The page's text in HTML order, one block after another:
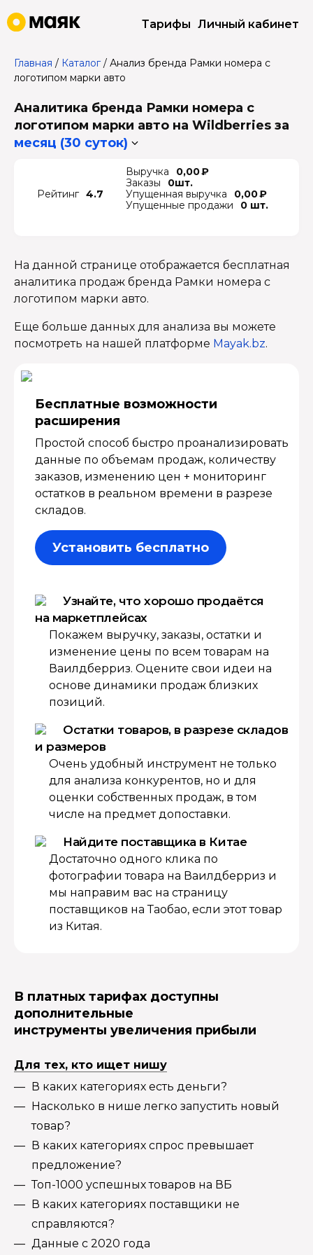
Тарифы Личный кабинет
Главная / Каталог/ Анализ бренда Рамки номера с
логотипом марки авто
Аналитика бренда Рамки номера с
логотипом марки авто на Wildberries за
месяц (30 суток)
Рейтинг 4.7
Выручка
0,00 ₽
Заказы
0шт.
Упущенная выручка
0,00 ₽
Упущенные продажи
0 шт.
На данной странице отображается бесплатная
аналитика продаж бренда Рамки номера с
логотипом марки авто.
Еще больше данных для анализа вы можете
посмотреть на нашей платформе Mayak.bz.
Бесплатные возмож­ности
расширения
Простой способ быстро проанализировать
данные по объемам продаж, количеству
заказов, изменению цен + мониторинг
остатков в реальном времени в разрезе
складов.
Установить бесплатно
Узнайте, что хорошо продаётся
на маркетплейсах
Покажем выручку, заказы, остатки и
изменение цены по всем товарам на
Ваилдберриз. Оцените свои идеи на
основе динамики продаж близких
позиций.
Остатки товаров, в разрезе складов
и размеров
Очень удобный инструмент не только
для анализа конкурентов, но и для
оценки собственных продаж, в том
числе на предмет допоставки.
Найдите поставщика в Китае
Достаточно одного клика по
фотографии товара на Ваилдберриз и
мы направим вас на страницу
поставщиков на Таобао, если этот товар
из Китая.
В платных тарифах доступны
дополнительные
инструменты увеличения прибыли
Для тех, кто ищет нишу
В каких категориях есть деньги?
Насколько в нише легко запустить новый
товар?
В каких категориях спрос превышает
предложение?
Топ-1000 успешных товаров на ВБ
В каких категориях поставщики не
справляются?
Данные с 2020 года